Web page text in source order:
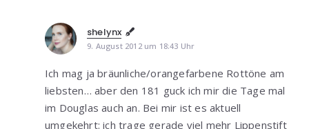
shelynx
9. August 2012 um 18:43 Uhr
Ich mag ja bräunliche/orangefarbene Rottöne am
liebsten… aber den 181 guck ich mir die Tage mal
im Douglas auch an. Bei mir ist es aktuell
umgekehrt: ich trage gerade viel mehr Lippenstift